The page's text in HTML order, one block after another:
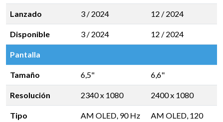
Lanzado 3 / 2024 12 / 2024
Disponible 3 / 2024 12 / 2024
Pantalla
Tamaño 6,5" 6,6"
Resolución 2340 x 1080 2400 x 1080
Tipo AM OLED, 90 Hz
AM OLED, 120